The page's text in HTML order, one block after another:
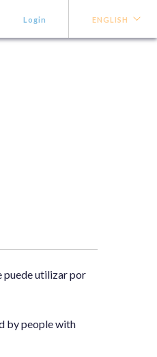
Login ENGLISH
puede utilizar por
by people with